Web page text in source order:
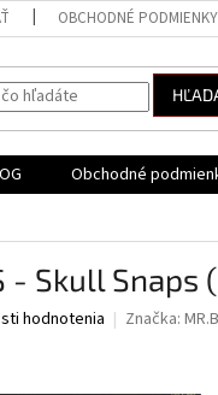
OBCHODNÉ PODMIENKY
Obchodné
- Skull Snaps
hodnotenia Značka: